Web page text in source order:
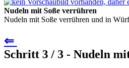
Nudeln mit Soße verrühren
Nudeln mit Soße verrühren und in
⇐
Schritt 3 / 3 - Nudeln